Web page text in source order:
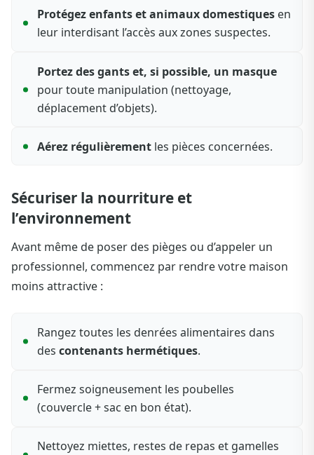
Protégez enfants et animaux domestiques en
leur interdisant l’accès aux zones suspectes.
Portez des gants et, si possible, un masque
pour toute manipulation (nettoyage,
déplacement d’objets).
Aérez régulièrement les pièces concernées.
Sécuriser la nourriture et
l’environnement
Avant même de poser des pièges ou d’appeler un
professionnel, commencez par rendre votre maison
moins attractive :
Rangez toutes les denrées alimentaires dans
des contenants hermétiques.
Fermez soigneusement les poubelles
(couvercle + sac en bon état).
Nettoyez miettes, restes de repas et gamelles